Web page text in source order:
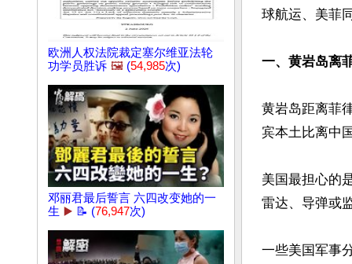
欧洲人权法院裁定塞尔维亚法轮
功学员胜诉 🖼️ (54,985次)
邓丽君最后誓言 六四改变她的一
生 ▶️ 📝 (76,947次)
球航运、美菲
一、黄岩岛离
黄岩岛距离菲
宾本土比离中
美国最担心的
雷达、导弹或
一些美国军事